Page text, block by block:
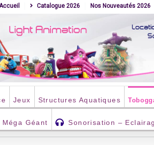
Catalogue 2026 Nos Nouveautés 2026
Jeux Structures Aquatiques
Méga Géant Sonorisation –